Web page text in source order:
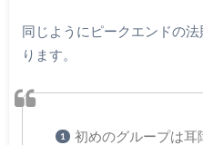
同じようにピークエンドの
ります。
初めのグループは耳